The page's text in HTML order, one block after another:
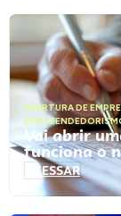
ABERTURA DE
Vai abrir
funciona o
ACESSAR